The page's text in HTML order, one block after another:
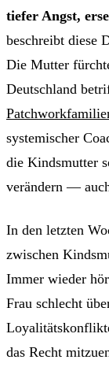
tiefer Angst,
beschreibt diese
Die Mutter
Deutschland
systemischer
die Kindsmutter
verändern —
In den letzten
zwischen
Immer wieder
Frau schlecht
das Recht